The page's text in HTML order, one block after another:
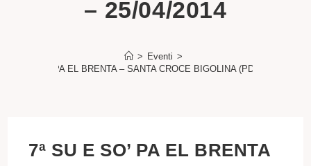
– 25/04/2014
> Eventi >
7ª SU E SO’ PA EL BRENTA – SANTA CROCE BIGOLINA (PD) – 25/04/2014
7ª SU E SO’ PA EL BRENTA